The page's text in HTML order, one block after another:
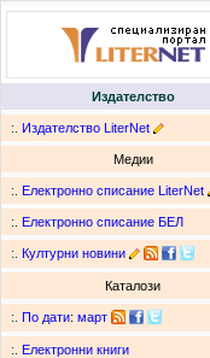
Издателство
:. Издателство LiterNet
Медии
:. Електронно списание LiterNet
:. Електронно списание БЕЛ
:. Културни новини
Каталози
:. По дати: март
:. Електронни книги